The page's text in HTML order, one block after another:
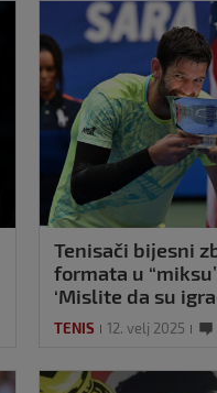
Tenisači bijesni
formata u
‘Mislite da su
smeće’
TENIS 12. velj 2025